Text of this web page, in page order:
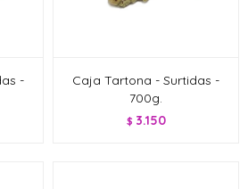
-
Caja Tartona - Surtidas -
700g.
$ 3.150